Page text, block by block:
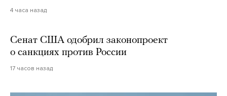
4 часа назад
Сенат США одобрил законопроект
о санкциях против России
17 часов назад